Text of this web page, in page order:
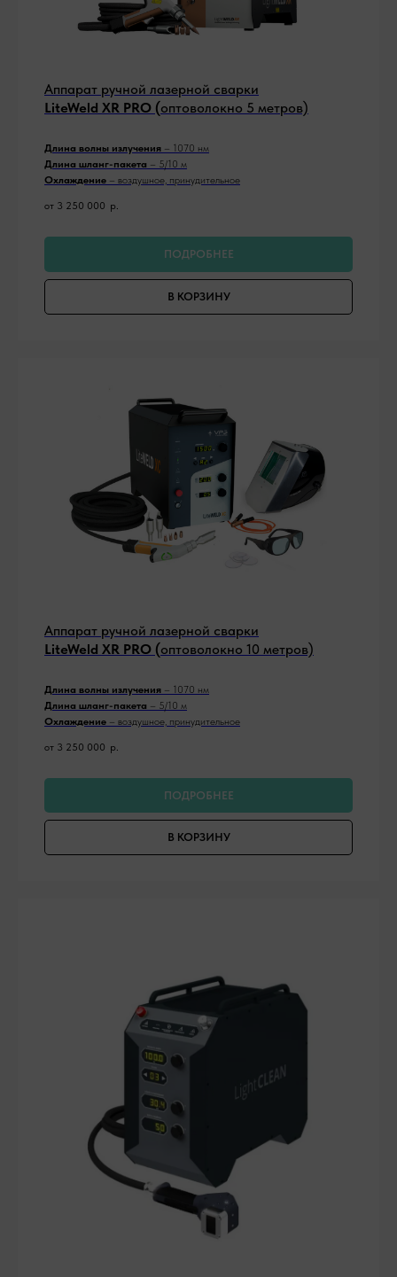
Аппарат ручной лазерной сварки
LiteWeld XR PRO (оптоволокно 5 метров)
Длина волны излучения – 1070 нм
Длина шланг-пакета – 5/10 м
Охлаждение – воздушное, принудительное
от 3 250 000 р.
ПОДРОБНЕЕ
В КОРЗИНУ
Аппарат ручной лазерной сварки
LiteWeld XR PRO (оптоволокно 10 метров)
Длина волны излучения – 1070 нм
Длина шланг-пакета – 5/10 м
Охлаждение – воздушное, принудительное
от 3 250 000 р.
ПОДРОБНЕЕ
В КОРЗИНУ